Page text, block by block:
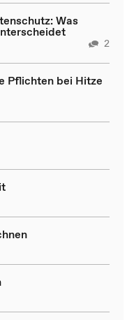
Was
2
Pflichten bei Hitze